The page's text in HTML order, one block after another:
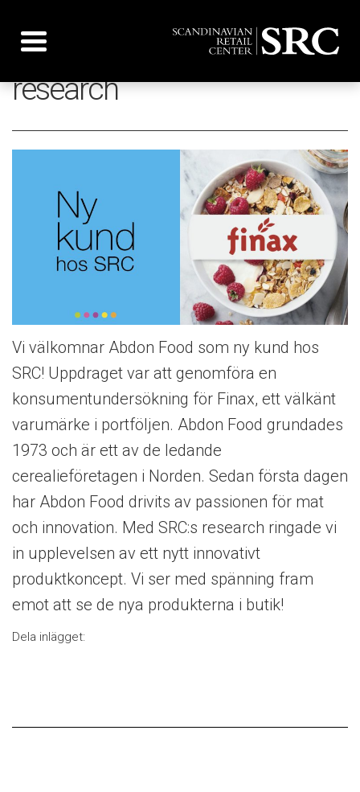
Toggle navigation
Finax anlitar SRC för
research
Vi välkomnar Abdon Food som ny kund hos
SRC! Uppdraget var att genomföra en
konsumentundersökning för Finax, ett välkänt
varumärke i portföljen. Abdon Food grundades
1973 och är ett av de ledande
cerealieföretagen i Norden. Sedan första dagen
har Abdon Food drivits av passionen för mat
och innovation. Med SRC:s research ringade vi
in upplevelsen av ett nytt innovativt
produktkoncept. Vi ser med spänning fram
emot att se de nya produkterna i butik!
Dela inlägget: